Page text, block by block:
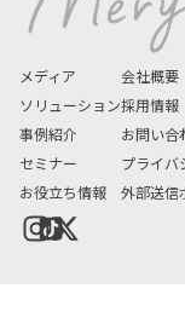
メディア
ソリューション
事例紹介
セミナー
お役立ち情報
会社概要
採用情報
お問い合
プライバ
外部送信